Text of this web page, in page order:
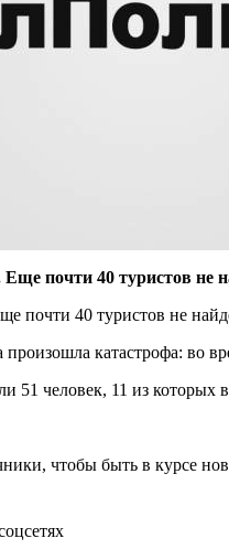
почти 40 туристов не
почти 40 туристов не
катастрофа: во
человек, 11 из которых
чтобы быть в курсе